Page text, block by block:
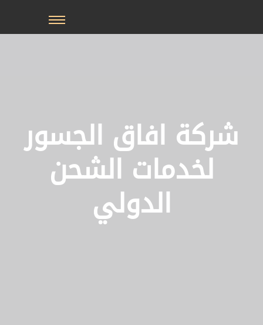
المحتوى
شركة افاق الجسور
لخدمات الشحن
الدولي